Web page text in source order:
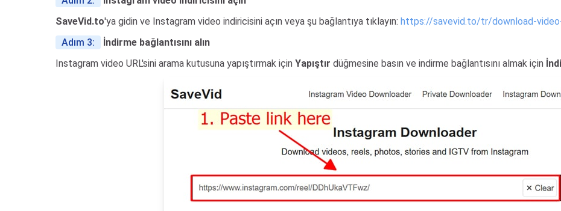
SaveVid.to'ya gidin ve Instagram video indiricisini açın veya şu bağlantıya tıklayın: https://savevid.to/tr/download-
Adım 3:
İndirme bağlantısını alın
Instagram video URL'sini arama kutusuna yapıştırmak için Yapıştır düğmesine basın ve indirme bağlantısını almak için